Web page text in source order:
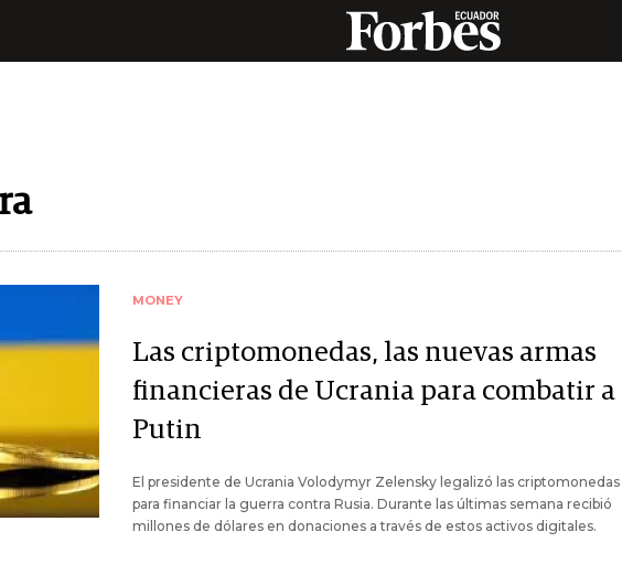
MONEY
Las criptomonedas, las nuevas armas
financieras de Ucrania para combatir a
Putin
El presidente de Ucrania Volodymyr Zelensky legalizó las criptomonedas
para financiar la guerra contra Rusia. Durante las últimas semana recibió
millones de dólares en donaciones a través de estos activos digitales.